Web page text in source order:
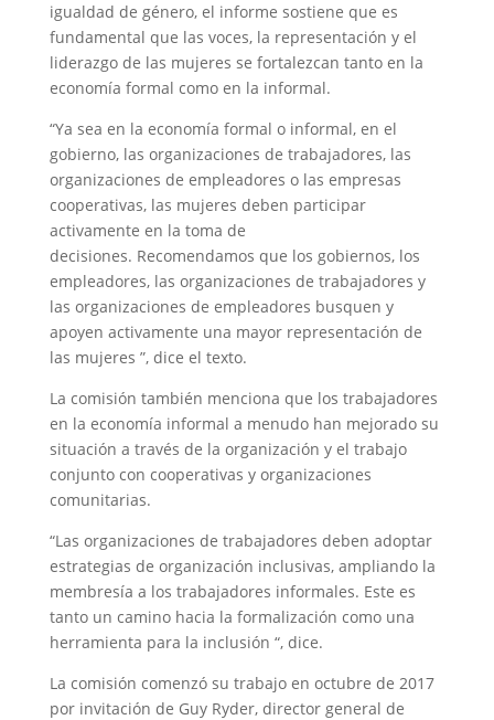
igualdad de género, el informe sostiene que es
fundamental que las voces, la representación y el
liderazgo de las mujeres se fortalezcan tanto en la
economía formal como en la informal.
“Ya sea en la economía formal o informal, en el
gobierno, las organizaciones de trabajadores, las
organizaciones de empleadores o las empresas
cooperativas, las mujeres deben participar
activamente en la toma de
decisiones. Recomendamos que los gobiernos, los
empleadores, las organizaciones de trabajadores y
las organizaciones de empleadores busquen y
apoyen activamente una mayor representación de
las mujeres ”, dice el texto.
La comisión también menciona que los trabajadores
en la economía informal a menudo han mejorado su
situación a través de la organización y el trabajo
conjunto con cooperativas y organizaciones
comunitarias.
“Las organizaciones de trabajadores deben adoptar
estrategias de organización inclusivas, ampliando la
membresía a los trabajadores informales. Este es
tanto un camino hacia la formalización como una
herramienta para la inclusión “, dice.
La comisión comenzó su trabajo en octubre de 2017
por invitación de Guy Ryder, director general de